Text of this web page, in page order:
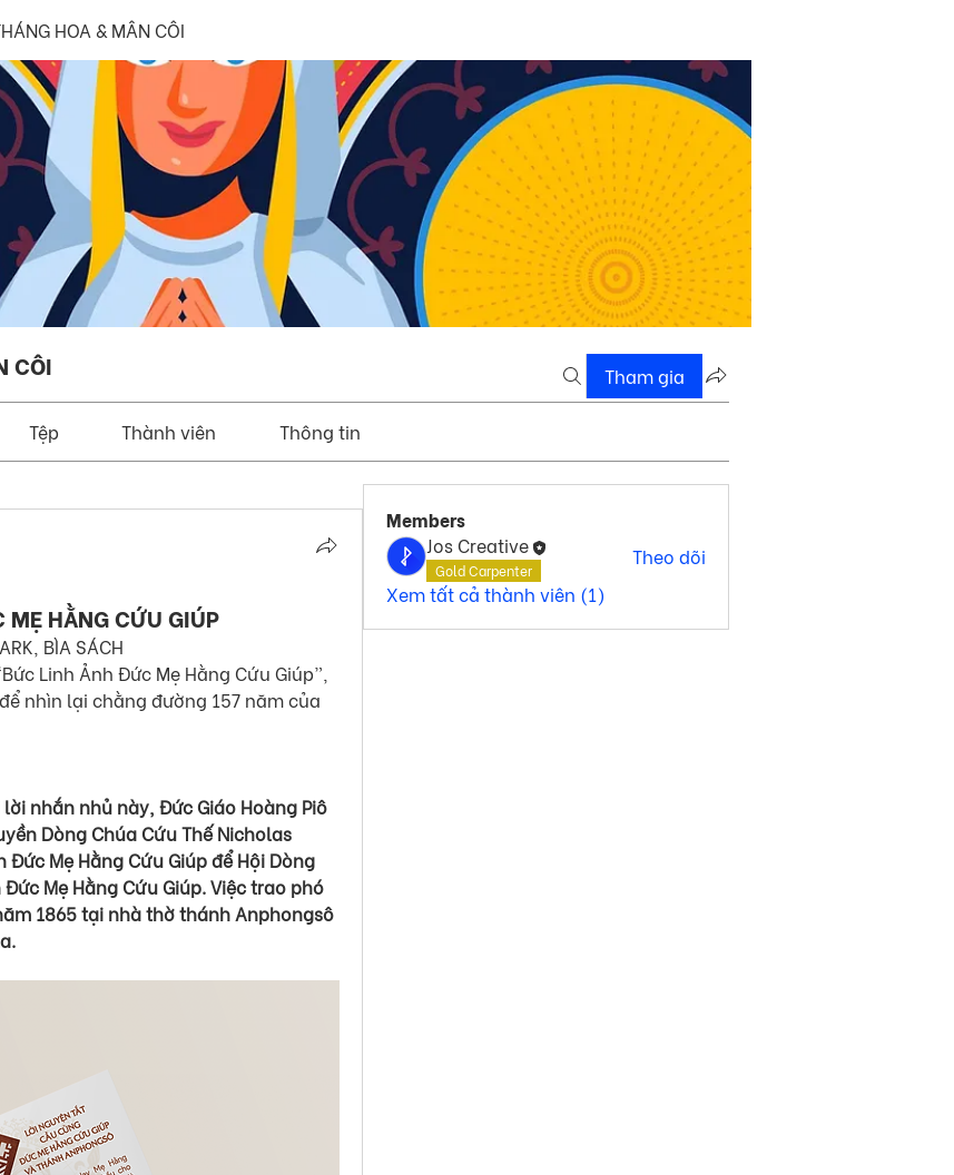
HOA & MÂN CÔI
CÔI Tham gia
Tệp Thành viên Thông tin
MẸ HẰNG CỨU GIÚP
BÌA SÁCH
Linh Ảnh Đức Mẹ Hằng Cứu Giúp”,
nhìn lại chằng đường 157 năm của
nhắn nhủ này, Đức Giáo Hoàng Piô
Dòng Chúa Cứu Thế Nicholas
Mẹ Hằng Cứu Giúp để Hội Dòng
Mẹ Hằng Cứu Giúp. Việc trao phó
1865 tại nhà thờ thánh Anphongsô
Members
Jos Creative
Gold Carpenter
Theo dõi
Xem tất cả thành viên (1)